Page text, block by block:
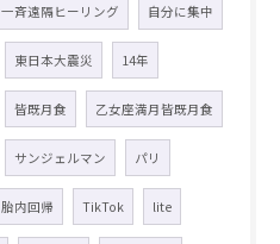
一斉遠隔ヒーリング 自分に集中
東日本大震災 14年
皆既月食 乙女座満月皆既月食
サンジェルマン パリ
胎内回帰 TikTok lite